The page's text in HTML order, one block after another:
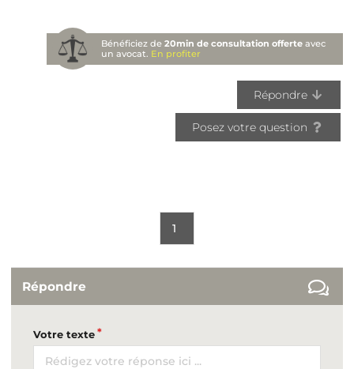
Bénéficiez de20min de consultation offerte avec
un avocat. En profiter
Répondre
Posez votre question
1
Répondre
Votre texte